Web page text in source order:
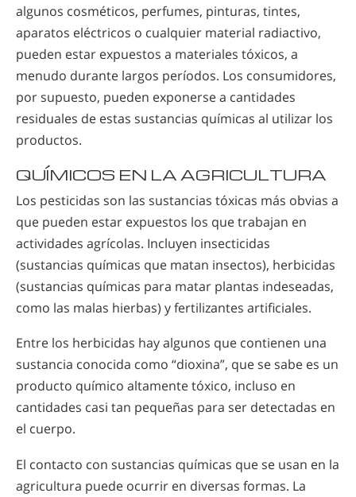
algunos cosméticos, perfumes, pinturas, tintes,
aparatos eléctricos o cualquier material radiactivo,
pueden estar expuestos a materiales tóxicos, a
menudo durante largos períodos. Los consumidores,
por supuesto, pueden exponerse a cantidades
residuales de estas sustancias químicas al utilizar los
productos.
QUÍMICOS EN LA AGRICULTURA
Los pesticidas son las sustancias tóxicas más obvias a
que pueden estar expuestos los que trabajan en
actividades agrícolas. Incluyen insecticidas
(sustancias químicas que matan insectos), herbicidas
(sustancias químicas para matar plantas indeseadas,
como las malas hierbas) y fertilizantes artificiales.
Entre los herbicidas hay algunos que contienen una
sustancia conocida como “dioxina”, que se sabe es un
producto químico altamente tóxico, incluso en
cantidades casi tan pequeñas para ser detectadas en
el cuerpo.
El contacto con sustancias químicas que se usan en la
agricultura puede ocurrir en diversas formas. La